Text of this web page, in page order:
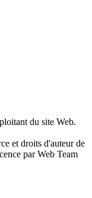
du site Web.
et droits d'auteur de
par Web Team